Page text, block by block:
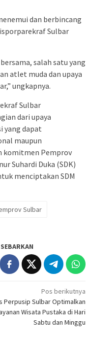
dan berbincang
Sulbar
salah satu yang
atlet muda dan upaya
ungkapnya.
Sulbar
dari upaya
yang dapat
maupun
komitmen Pemprov
Suhardi Duka (SDK)
menciptakan SDM
Sulbar
SEBARKAN
Pos berikutnya
Perpusip Sulbar Optimalkan
Wisata Pustaka di Hari
Sabtu dan Minggu